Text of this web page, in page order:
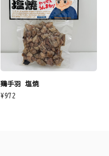
鶏手羽 塩焼
¥972